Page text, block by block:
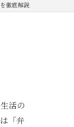
徹底解説
活の
「弁